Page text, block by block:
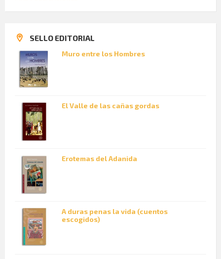
SELLO EDITORIAL
Muro entre los Hombres
El Valle de las cañas gordas
Erotemas del Adanida
A duras penas la vida (cuentos
escogidos)